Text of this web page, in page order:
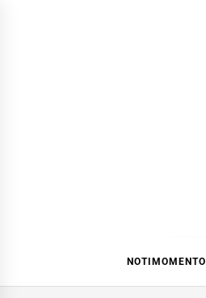
NOTIMOMENTO